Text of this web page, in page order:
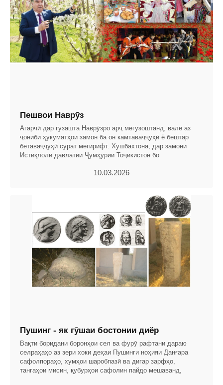
Пешвои Наврӯз
Агарчӣ дар гузашта Наврӯзро арҷ мегузоштанд, вале аз
ҷониби ҳукуматҳои замон ба он камтаваҷҷуҳӣ ё бештар
бетаваҷҷуҳӣ сурат мегирифт. Хушбахтона, дар замони
Истиқлоли давлатии Ҷумҳурии Тоҷикистон бо
10.03.2026
Пушинг - як гӯшаи бостонии диёр
Вақти боридани боронҳои сел ва фурӯ рафтани дараю
селраҳаҳо аз зери хоки деҳаи Пушинги ноҳияи Данғара
сафолпораҳо, хумҳои шаробпазӣ ва дигар зарфҳо,
тангаҳои мисин, қубурҳои сафолин пайдо мешаванд,